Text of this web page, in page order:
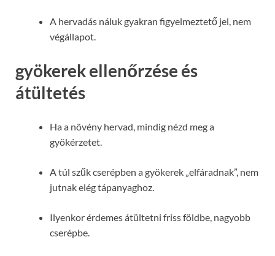
A hervadás náluk gyakran figyelmeztető jel, nem
végállapot.
gyökerek ellenőrzése és
átültetés
Ha a növény hervad, mindig nézd meg a
gyökérzetet.
A túl szűk cserépben a gyökerek „elfáradnak”, nem
jutnak elég tápanyaghoz.
Ilyenkor érdemes átültetni friss földbe, nagyobb
cserépbe.